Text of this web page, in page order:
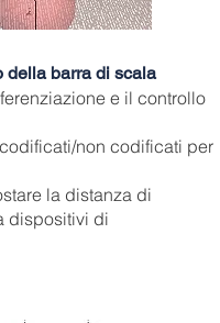
della barra di scala
e il controllo
non codificati per
la distanza di
dispositivi di